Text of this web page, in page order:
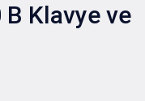
Klavye ve